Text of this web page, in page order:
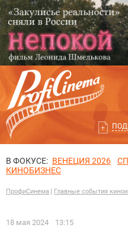
В ФОКУСЕ: ВЕНЕЦИЯ 2026
КИНОБИЗНЕС
ПрофиСинема Главные события
18 мая 2024 13:15